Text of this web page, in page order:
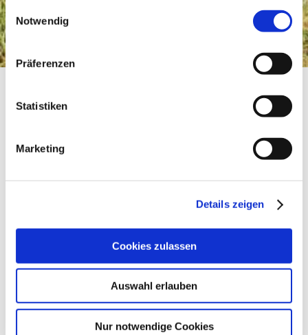
Einwilligungsauswahl
Notwendig
Präferenzen
Statistiken
Marketing
Details zeigen
Cookies zulassen
Auswahl erlauben
Nur notwendige Cookies
Weingut Keßler
Kontaktinformationen:
Weingut Keßler
Sörgenlocher Weg 3
Zornheim
Tel:(0049) 6136 43736
E-Mail:info@kesslerwein.de
http://www.kesslerwein.de